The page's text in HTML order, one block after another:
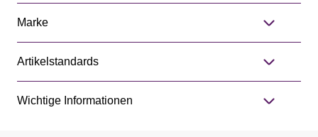
Marke
Artikelstandards
Wichtige Informationen